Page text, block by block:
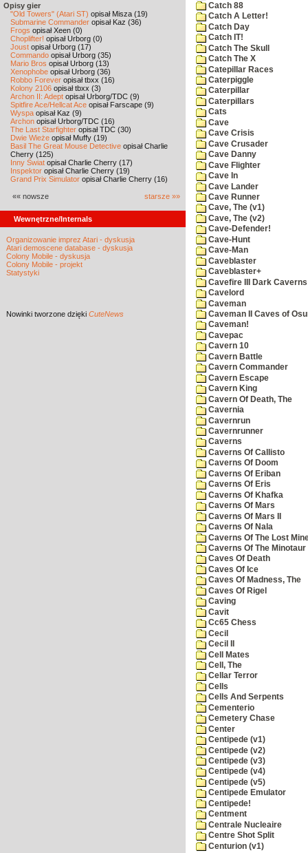
Opisy gier
"Old Towers" (Atari ST) opisał Misza (19)
Submarine Commander opisał Kaz (36)
Frogs opisał Xeen (0)
Choplifter! opisał Urborg (0)
Joust opisał Urborg (17)
Commando opisał Urborg (35)
Mario Bros opisał Urborg (13)
Xenophobe opisał Urborg (36)
Robbo Forever opisał tbxx (16)
Kolony 2106 opisał tbxx (3)
Archon II: Adept opisał Urborg/TDC (9)
Spitfire Ace/Hellcat Ace opisał Farscape (9)
Wyspa opisał Kaz (9)
Archon opisał Urborg/TDC (16)
The Last Starfighter opisał TDC (30)
Dwie Wieże opisał Muffy (19)
Basil The Great Mouse Detective opisał Charlie
Cherry (125)
Inny Świat opisał Charlie Cherry (17)
Inspektor opisał Charlie Cherry (19)
Grand Prix Simulator opisał Charlie Cherry (16)
«« nowsze starsze »»
Wewnętrzne/Internals
Organizowanie imprez Atari - dyskusja
Atari demoscene database - dyskusja
Colony Mobile - dyskusja
Colony Mobile - projekt
Statystyki
Nowinki tworzone dzięki CuteNews
Catch 88
Catch A Letter!
Catch Day
Catch IT!
Catch The Skull
Catch The X
Catepillar Races
Caterpiggle
Caterpillar
Caterpillars
Cats
Cave
Cave Crisis
Cave Crusader
Cave Danny
Cave Flighter
Cave In
Cave Lander
Cave Runner
Cave, The (v1)
Cave, The (v2)
Cave-Defender!
Cave-Hunt
Cave-Man
Caveblaster
Caveblaster+
Cavefire III Dark Caverns
Cavelord
Caveman
Caveman II Caves of
Caveman!
Cavepac
Cavern 10
Cavern Battle
Cavern Commander
Cavern Escape
Cavern King
Cavern Of Death, The
Cavernia
Cavernrun
Cavernrunner
Caverns
Caverns Of Callisto
Caverns Of Doom
Caverns Of Eriban
Caverns Of Eris
Caverns Of Khafka
Caverns Of Mars
Caverns Of Mars II
Caverns Of Nala
Caverns Of The Lost
Caverns Of The Minotaur
Caves Of Death
Caves Of Ice
Caves Of Madness, The
Caves Of Rigel
Caving
Cavit
Cc65 Chess
Cecil
Cecil II
Cell Mates
Cell, The
Cellar Terror
Cells
Cells And Serpents
Cementerio
Cemetery Chase
Center
Centipede (v1)
Centipede (v2)
Centipede (v3)
Centipede (v4)
Centipede (v5)
Centipede Emulator
Centipede!
Centment
Centrale Nucleaire
Centre Shot Split
Centurion (v1)